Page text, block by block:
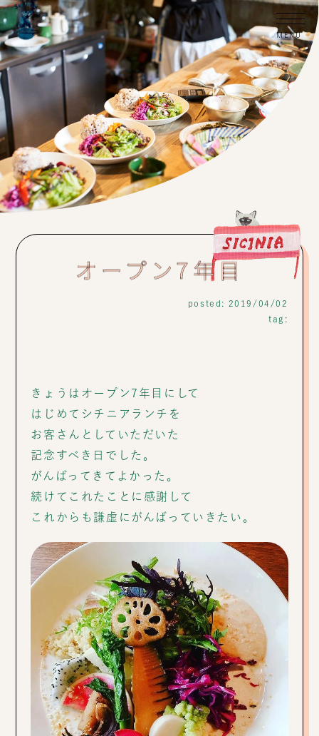
オープン7年目
posted: 2019/04/02
tag:
きょうはオープン7年目にして
はじめてシチニアランチを
お客さんとしていただいた
記念すべき日でした。
がんばってきてよかった。
続けてこれたことに感謝して
これからも謙虚にがんばっていきたい。